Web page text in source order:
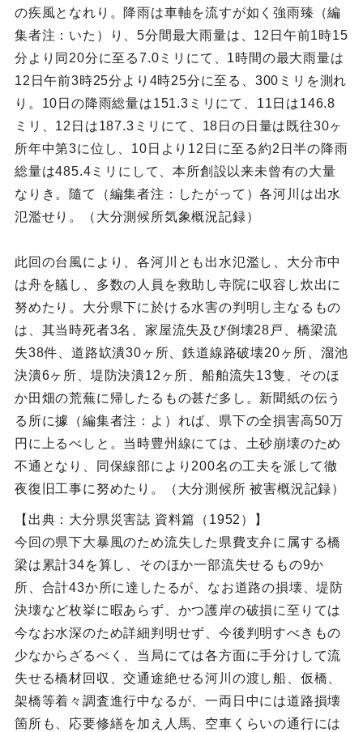
の疾風となれり。降雨は車軸を流すが如く強雨臻（編
集者注：いた）り、5分間最大雨量は、12日午前1時15
分より同20分に至る7.0ミリにて、1時間の最大雨量は
12日午前3時25分より4時25分に至る、300ミリを測れ
り。10日の降雨総量は151.3ミリにて、11日は146.8
ミリ、12日は187.3ミリにて、18日の日量は既往30ヶ
所年中第3に位し、10日より12日に至る約2日半の降雨
総量は485.4ミリにして、本所創設以来未曾有の大量
なりき。隨て（編集者注：したがって）各河川は出水
氾濫せり。（大分測候所気象概況記録）
此回の台風により、各河川とも出水氾濫し、大分市中
は舟を艤し、多数の人員を救助し寺院に収容し炊出に
努めたり。大分県下に於ける水害の判明し主なるもの
は、其当時死者3名、家屋流失及び倒壊28戸、橋梁流
失38件、道路缼潰30ヶ所、鉄道線路破壊20ヶ所、溜池
決潰6ヶ所、堤防決潰12ヶ所、船舶流失13隻、そのほ
か田畑の荒蕪に帰したるもの甚だ多し。新聞紙の伝う
る所に據（編集者注：よ）れば、県下の全損害高50万
円に上るべしと。当時豊州線にては、土砂崩壊のため
不通となり、同保線部により200名の工夫を派して徹
夜復旧工事に努めたり。（大分測候所 被害概況記録）
【出典：大分県災害誌 資料篇（1952）】
今回の県下大暴風のため流失した県費支弁に属する橋
梁は累計34を算し、そのほか一部流失せるもの9か
所、合計43か所に達したるが、なお道路の損壊、堤防
決壊など枚挙に暇あらず、かつ護岸の破損に至りては
今なお水深のため詳細判明せず、今後判明すべきもの
少なからざるべく、当局にては各方面に手分けして流
失せる橋材回収、交通途絶せる河川の渡し船、仮橋、
架橋等着々調査進行中なるが、一両日中には道路損壊
箇所も、応要修繕を加え人馬、空車くらいの通行には